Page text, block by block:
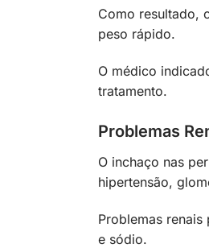
Como resultado,
peso rápido.
O médico
tratamento.
Problemas
O inchaço nas
hipertensão,
Problemas
e sódio.